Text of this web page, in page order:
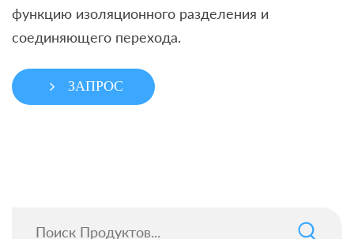
функцию изоляционного разделения и
соединяющего перехода.
ЗАПРОС